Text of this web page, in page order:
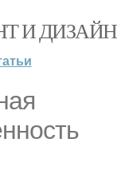
И ДИЗАЙН